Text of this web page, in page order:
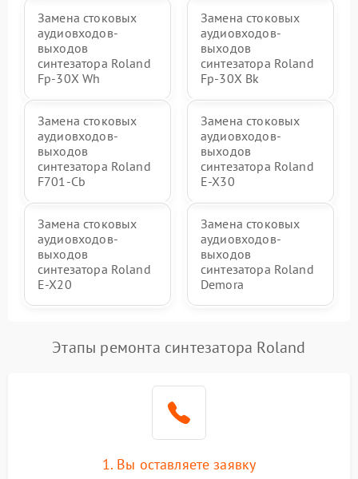
Замена стоковых
аудиовходов-
выходов
синтезатора Roland
Fp-30X Wh
Замена стоковых
аудиовходов-
выходов
синтезатора Roland
Fp-30X Bk
Замена стоковых
аудиовходов-
выходов
синтезатора Roland
F701-Cb
Замена стоковых
аудиовходов-
выходов
синтезатора Roland
E-X30
Замена стоковых
аудиовходов-
выходов
синтезатора Roland
E-X20
Замена стоковых
аудиовходов-
выходов
синтезатора Roland
Demora
Этапы ремонта синтезатора Roland
1. Вы оставляете заявку